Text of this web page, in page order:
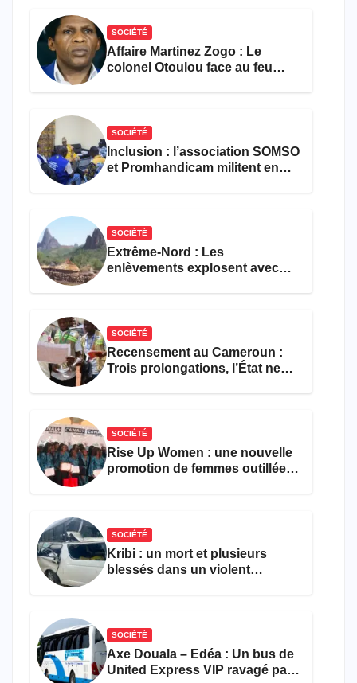
SOCIÉTÉ
Affaire Martinez Zogo : Le
colonel Otoulou face au feu
SOCIÉTÉ
Inclusion : l’association SOMSO
et Promhandicam militent en
SOCIÉTÉ
Extrême-Nord : Les
enlèvements explosent avec
SOCIÉTÉ
Recensement au Cameroun :
Trois prolongations, l’État ne
SOCIÉTÉ
Rise Up Women : une nouvelle
promotion de femmes outillées
SOCIÉTÉ
Kribi : un mort et plusieurs
blessés dans un violent
SOCIÉTÉ
Axe Douala – Edéa : Un bus de
United Express VIP ravagé par